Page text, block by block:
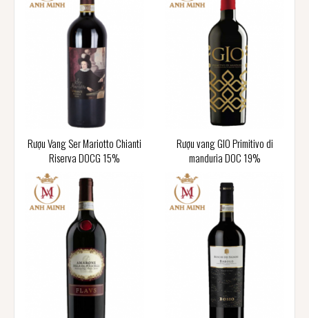
Rượu Vang Ser Mariotto Chianti
Riserva DOCG 15%
Rượu vang GIO Primitivo di
manduria DOC 19%